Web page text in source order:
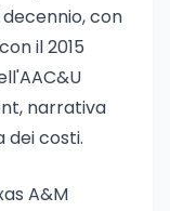
con
il 2015
narrativa
costi.
A&M